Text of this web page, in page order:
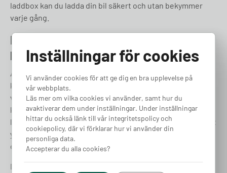
laddbox kan du ladda din bil säkert och utan bekymmer
varje gång.
Miljöaspekter av att ladda elbil
hemma
Att ladda hemma med grön el kan minska ditt
klimatavtryck. Genom att använda el från solpaneler eller
välja ett elavtal med förnybar energi kan du göra din
körning ännu mer miljövänlig. Du kan kombinera din
laddning med ett solcellssystem medbatterilagring
för att
ytterligare minska beroendet av fossil-energi och sänka
dina elkostnader.
Dessutom innebär hemmaladdning färre resor till publika
Inställningar för cookies
Vi använder cookies för att ge dig en bra upplevelse på
vår webbplats.
Läs mer om vilka cookies vi använder, samt hur du
avaktiverar dem under inställningar. Under inställningar
hittar du också länk till vår integritetspolicy och
cookiepolicy, där vi förklarar hur vi använder din
personliga data.
Accepterar du alla cookies?